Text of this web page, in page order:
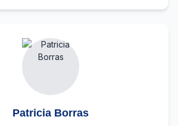
Patricia Borras